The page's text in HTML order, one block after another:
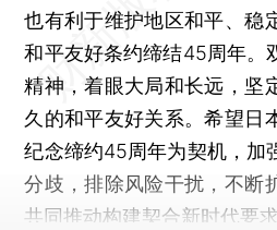
也有利于维护地区和平、稳
和平友好条约缔结45周年。
精神，着眼大局和长远，坚
久的和平友好关系。希望日
纪念缔约45周年为契机，加
分歧，排除风险干扰，不断
共同推动构建契合新时代要